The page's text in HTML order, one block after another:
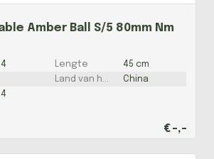
Amber Ball S/5 80mm Nm
Lengte
45 cm
Land van herkomst
China
€-,-